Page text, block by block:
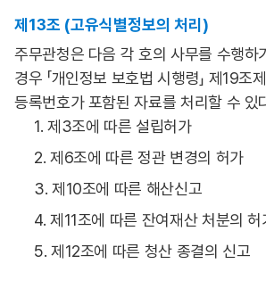
제13조 (고유식별정보의 처리)
주무관청은 다음 각 호의 사무를 수행하
경우 「개인정보 보호법 시행령」 제19조
등록번호가 포함된 자료를 처리할 수 있
1. 제3조에 따른 설립허가
2. 제6조에 따른 정관 변경의 허가
3. 제10조에 따른 해산신고
4. 제11조에 따른 잔여재산 처분의 허
5. 제12조에 따른 청산 종결의 신고